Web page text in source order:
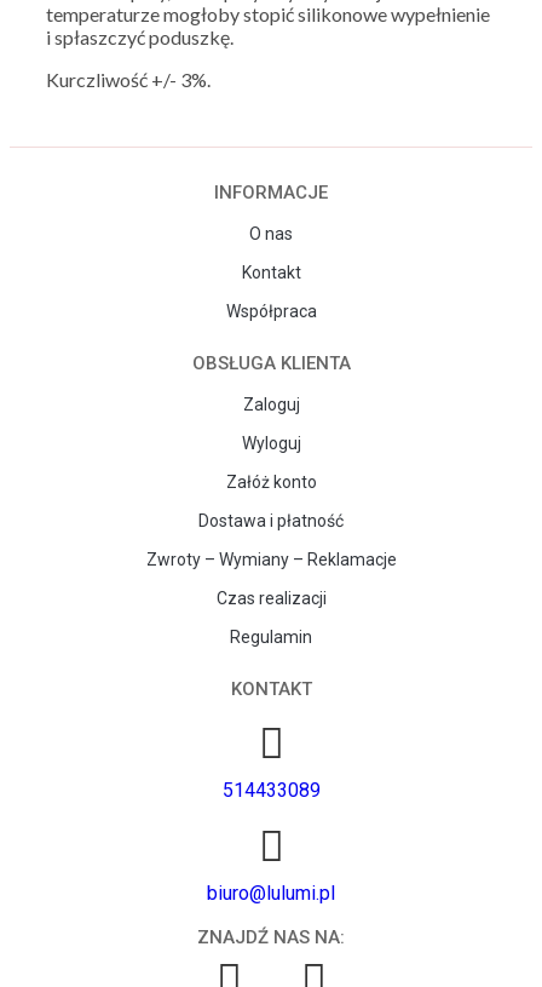
temperaturze mogłoby stopić silikonowe wypełnienie
i spłaszczyć poduszkę.
Kurczliwość +/- 3%.
INFORMACJE
O nas
Kontakt
Współpraca
OBSŁUGA KLIENTA
Zaloguj
Wyloguj
Załóż konto
Dostawa i płatność
Zwroty – Wymiany – Reklamacje
Czas realizacji
Regulamin
KONTAKT
514433089
biuro@lulumi.pl
ZNAJDŹ NAS NA: